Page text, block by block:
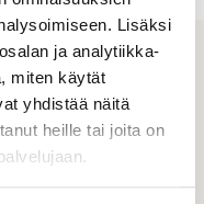
Lisäksi
ja analytiikka-
miten käytät
yhdistää näitä
heille tai joita on